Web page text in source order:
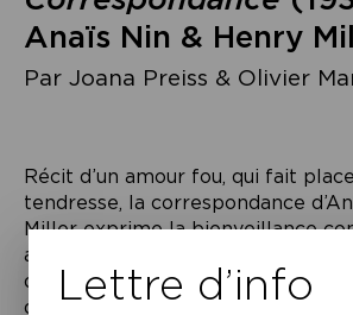
Anaïs Nin & Henry
Par Joana Preiss & Olivier
Récit d’un amour fou, qui fait
tendresse, la correspondance
Miller exprime la bienveillance
animera la relation entre ces deux
d’exception. Lettre après lettre, on
de leurs rapports au fil des années
Lettre d’info